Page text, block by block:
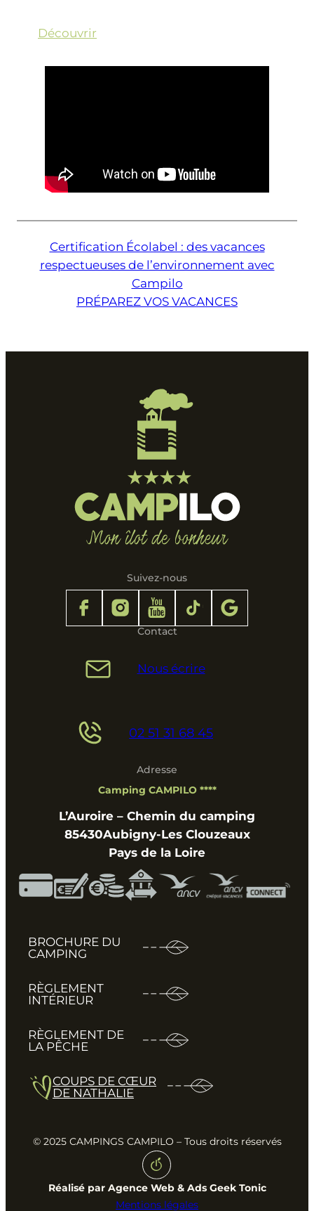
Découvrir
Certification Écolabel : des vacances
respectueuses de l’environnement avec
Campilo
PRÉPAREZ VOS VACANCES
Adresse
Camping CAMPILO ****
L’Auroire – Chemin du camping
85430Aubigny-Les Clouzeaux
Pays de la Loire
Suivez-nous
Contact
Nous écrire
02 51 31 68 45
BROCHURE DU
CAMPING
RÈGLEMENT
INTÉRIEUR
RÈGLEMENT DE
LA PÊCHE
COUPS DE CŒUR
DE NATHALIE
© 2025 CAMPINGS CAMPILO – Tous droits réservés
Réalisé par Agence Web & Ads Geek Tonic
Mentions légales